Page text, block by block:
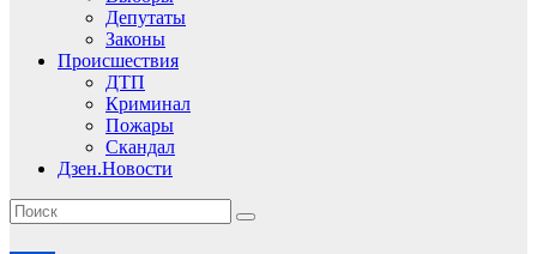
Депутаты
Законы
Происшествия
ДТП
Криминал
Пожары
Скандал
Дзен.Новости